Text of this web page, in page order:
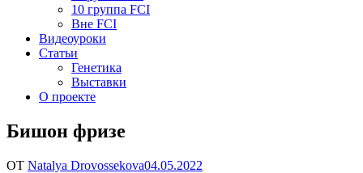
10 группа FCI
Вне FCI
Видеоуроки
Статьи
Генетика
Выставки
О проекте
Бишон фризе
ОТ Natalya Drovossekova04.05.2022